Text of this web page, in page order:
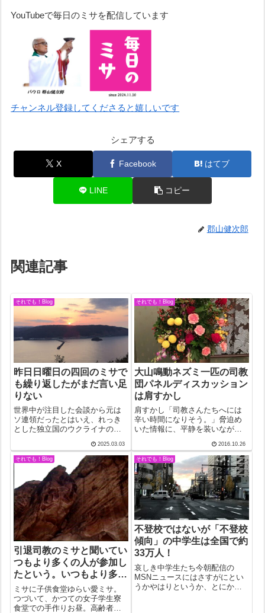
YouTubeで毎日のミサを配信しています
チャンネル登録してくださると嬉しいです
シェアする
X Facebook はてブ
LINE コピー
郡山健次郎
関連記事
それでも！Blog
昨日日曜日の四回のミサで
も繰り返したがまだ言い足
りない
世界中が注目した会談から元は
ソ連領だったとはいえ、れっき
とした独立国のウクライナの元
ンプ大統領のあの態度。レベル
の低さはまるでガキ大将。同じ
ガキ大将でもジャイアンはまだ
かわいい。品位も何もないあん
な人を選んだアメ...
2025.03.03
それでも！Blog
大山鳴動ネズミ一匹の司教
団パネルディスカッション
は肩すかし
肩すかし「司教さんたちへには
辛い時間になりそう。」脅迫め
いた情報に、平静を装いながら
は何だったのか。緊張どころか
面白くも何ともないパネルディ
スカッションだった。「質疑応
答の時間です。誰か…どなたい
ませんか…」「…...
2016.10.26
それでも！Blog
引退司教のミサと聞いてい
つもより多くの人が参加し
たという。いつもより多い
なあという感じはしたが…
ミサに子供食堂ゆらい愛ミサ。
つづいて、かつての女子学生寮
食堂での手作りお昼。高齢者に
それでも！Blog
不登校ではないが「不登校
傾向」の中学生は全国で約
33万人！
哀しき中学生たち今朝配信の
MSNニュースにはさすがにとい
うかやはりというか、とにかく